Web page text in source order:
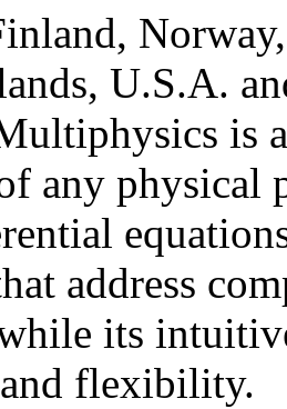
U.S.A.
is
any physical
address
its
and flexibility.